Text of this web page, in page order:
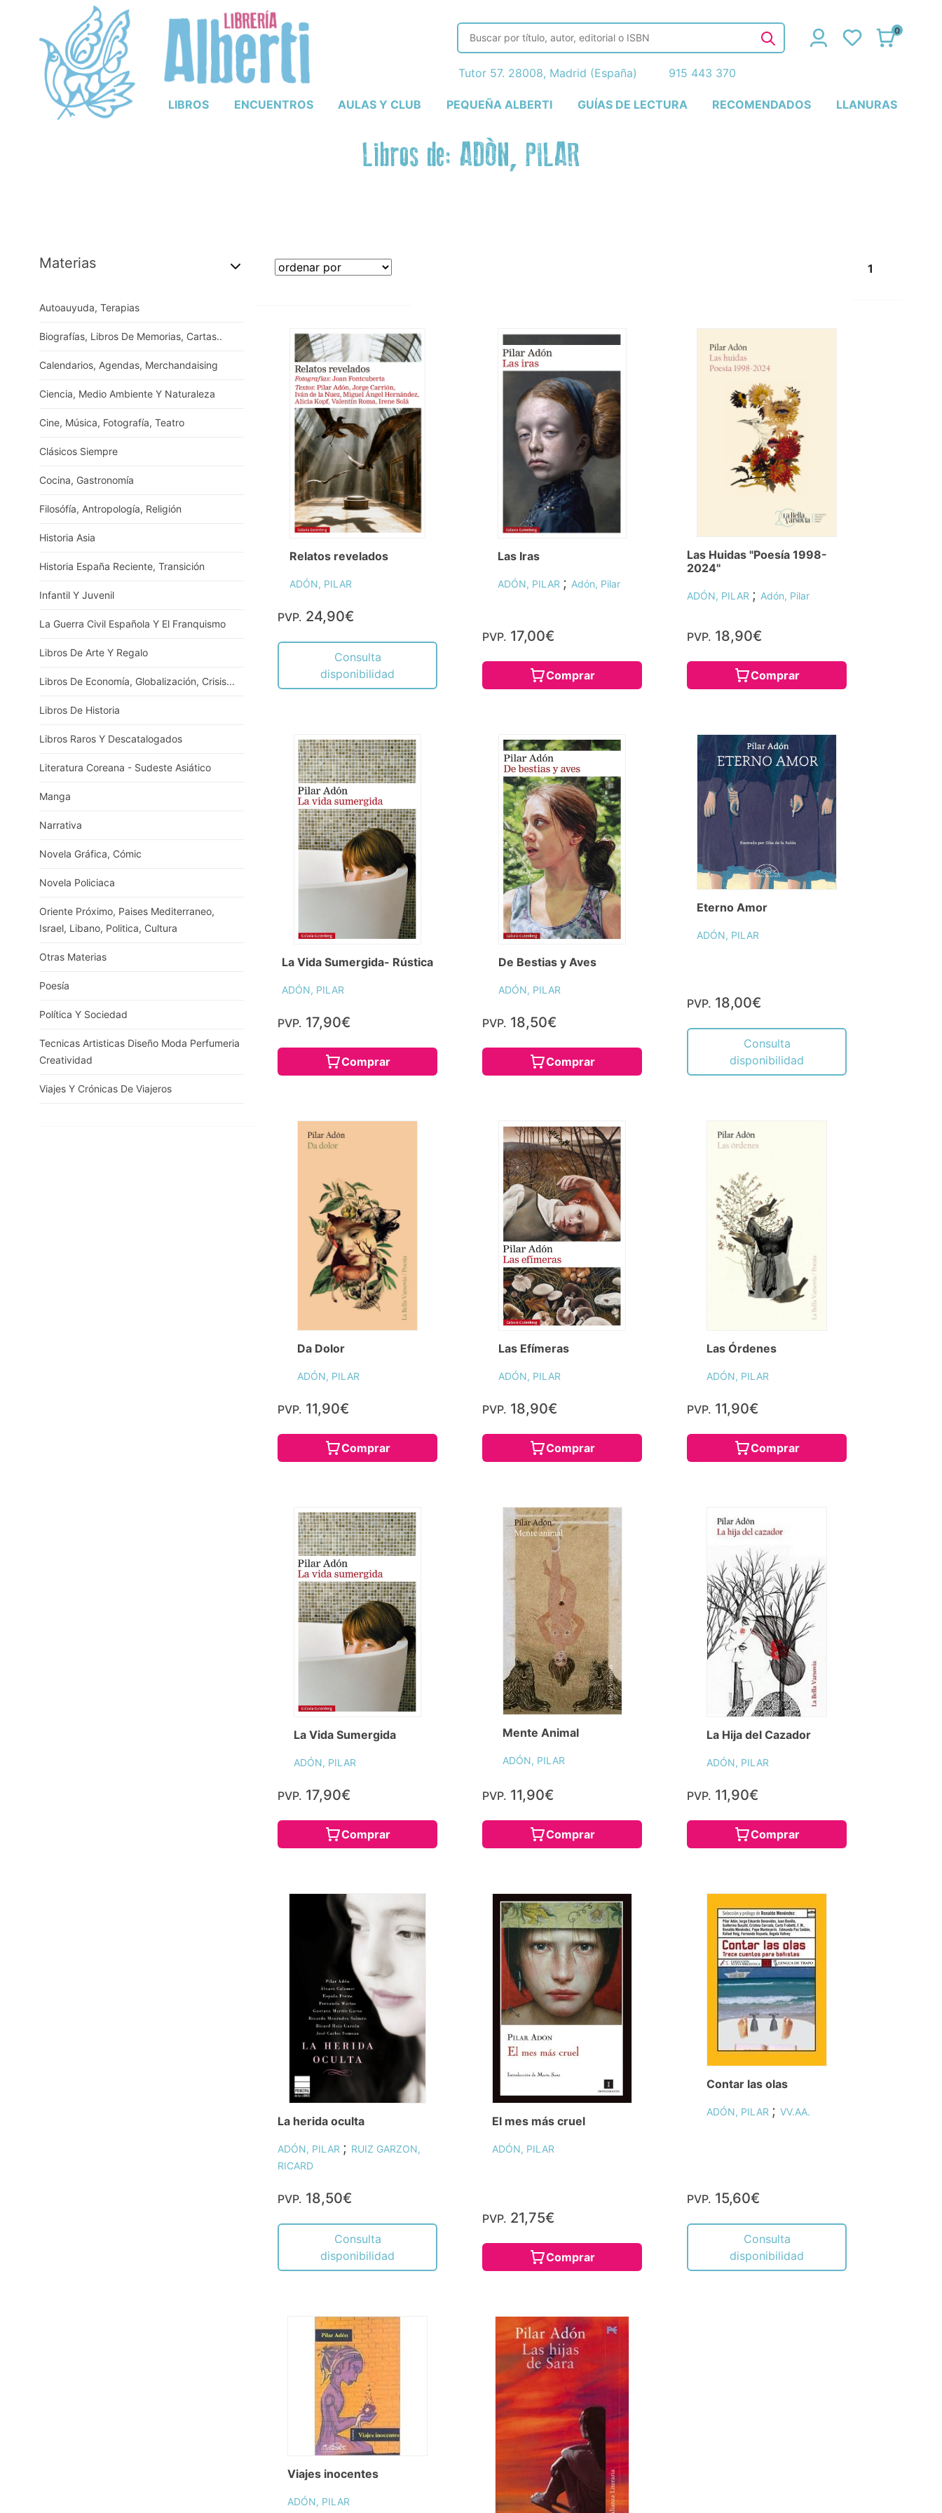
LIBROS ENCUENTROS AULAS Y CLUB PEQUEÑA ALBERTI GUÍAS DE LECTURA RECOMENDADOS LLANURAS
0
Tutor 57. 28008, Madrid (España) 915 443 370
Libros de: ADÓN, PILAR
Materias
Autoauyuda, Terapias
Biografías, Libros De Memorias, Cartas..
Calendarios, Agendas, Merchandaising
Ciencia, Medio Ambiente Y Naturaleza
Cine, Música, Fotografía, Teatro
Clásicos Siempre
Cocina, Gastronomía
Filosófía, Antropología, Religión
Historia Asia
Historia España Reciente, Transición
Infantil Y Juvenil
La Guerra Civil Española Y El Franquismo
Libros De Arte Y Regalo
Libros De Economía, Globalización, Crisis...
Libros De Historia
Libros Raros Y Descatalogados
Literatura Coreana - Sudeste Asiático
Manga
Narrativa
Novela Gráfica, Cómic
Novela Policiaca
Oriente Próximo, Paises Mediterraneo,
Israel, Libano, Politica, Cultura
Otras Materias
Poesía
Política Y Sociedad
Tecnicas Artisticas Diseño Moda Perfumeria
Creatividad
Viajes Y Crónicas De Viajeros
1
Relatos revelados
ADÓN, PILAR
PVP. 24,90€
Consulta
disponibilidad
Las Iras
ADÓN, PILAR ; Adón, Pilar
PVP. 17,00€
Comprar
Las Huidas "Poesía 1998-
2024"
ADÓN, PILAR ; Adón, Pilar
PVP. 18,90€
Comprar
La Vida Sumergida- Rústica
ADÓN, PILAR
PVP. 17,90€
Comprar
De Bestias y Aves
ADÓN, PILAR
PVP. 18,50€
Comprar
Eterno Amor
ADÓN, PILAR
PVP. 18,00€
Consulta
disponibilidad
Da Dolor
ADÓN, PILAR
PVP. 11,90€
Comprar
Las Efímeras
ADÓN, PILAR
PVP. 18,90€
Comprar
Las Órdenes
ADÓN, PILAR
PVP. 11,90€
Comprar
La Vida Sumergida
ADÓN, PILAR
PVP. 17,90€
Comprar
Mente Animal
ADÓN, PILAR
PVP. 11,90€
Comprar
La Hija del Cazador
ADÓN, PILAR
PVP. 11,90€
Comprar
La herida oculta
ADÓN, PILAR ; RUIZ GARZON,
RICARD
PVP. 18,50€
Consulta
disponibilidad
El mes más cruel
ADÓN, PILAR
PVP. 21,75€
Comprar
Contar las olas
ADÓN, PILAR ; VV.AA.
PVP. 15,60€
Consulta
disponibilidad
Viajes inocentes
ADÓN, PILAR